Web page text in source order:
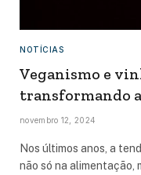
NOTÍCIAS
Veganismo e
transformando
novembro 12, 2024
Nos últimos anos, a
não só na alimentação,